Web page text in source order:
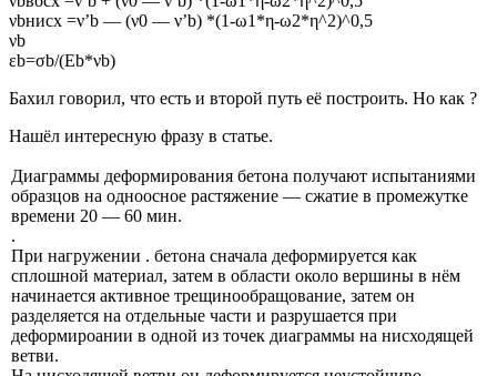
νbнисх =ν’b — (ν0 — ν’b) *(1-ω1*η-ω2*η^2)^0,5
νb
εb=σb/(Eb*νb)
Бахил говорил, что есть и второй путь её построить. Но как ?
Нашёл интересную фразу в статье.
Диаграммы деформирования бетона получают испытаниями
образцов на одноосное растяжение — сжатие в промежутке
времени 20 — 60 мин.
.
При нагружении . бетона сначала деформируется как
сплошной материал, затем в области около вершины в нём
начинается активное трещинообращование, затем он
разделяется на отдельные части и разрушается при
деформироании в одной из точек диаграммы на нисходящей
ветви.